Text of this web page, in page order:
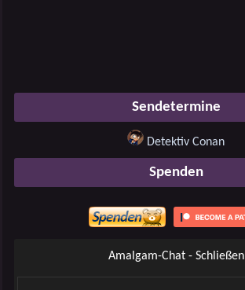
Sendetermine
Detektiv Conan
Spenden
Amalgam-Chat - Schließen